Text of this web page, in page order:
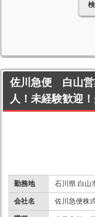
佐川急便 白山
人！未経験歓迎
勤務地 石川県 白山
会社名 佐川急便株